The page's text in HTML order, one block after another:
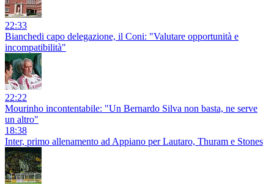
22:33
Bianchedi capo delegazione, il Coni: "Valutare opportunità e
incompatibilità"
22:22
Mourinho incontentabile: "Un Bernardo Silva non basta, ne serve
un altro"
18:38
Inter, primo allenamento ad Appiano per Lautaro, Thuram e Stones